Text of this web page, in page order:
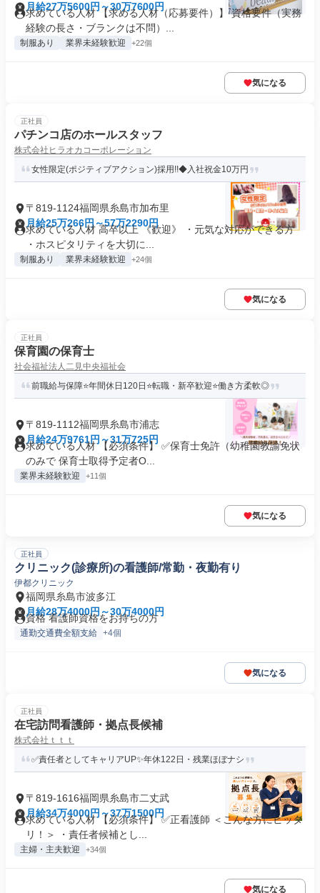
月給27万5600円～30万7600円
求めている人材 【求める人材（応募要件）】 資格要件（実務
経験の長さ・ブランクは不問）...
制服あり 業界未経験歓迎 +22個
気になる
正社員
パチンコ店のホールスタッフ
株式会社ヒラオカコーポレーション
女性限定(ポジティブアクション)採用!!◆入社祝金10万円
〒819-1124福岡県糸島市加布里
月給25万266円～57万2290円
求めている人材 高卒以上 《歓迎》 ・元気な対応ができる方
・ホスピタリティを大切に...
制服あり 業界未経験歓迎 +24個
気になる
正社員
保育園の保育士
社会福祉法人二見中央福祉会
前職給与保障⭐年間休日120日⭐転職・新卒歓迎⭐働き方柔軟◎
〒819-1112福岡県糸島市浦志
月給24万9761円～31万725円
求めている人材 【必須条件】 ✅保育士免許（幼稚園教諭免状
のみで 保育士取得予定者O...
業界未経験歓迎 +11個
気になる
正社員
クリニック(診療所)の看護師/常勤・夜勤有り
伊都クリニック
福岡県糸島市波多江
月給28万4000円～30万4000円
資格 看護師資格をお持ちの方
通勤交通費全額支給 +4個
気になる
正社員
在宅訪問看護師・拠点長候補
株式会社ｔｔｔ
✅責任者としてキャリアUP✨年休122日・残業ほぼナシ
〒819-1616福岡県糸島市二丈武
月給34万4000円～37万1500円
求めている人材 【必須条件】 ✅正看護師 ＜こんな方にピッタ
リ！＞ ・責任者候補とし...
主婦・主夫歓迎 +34個
気になる